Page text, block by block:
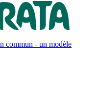
commun - un modèle